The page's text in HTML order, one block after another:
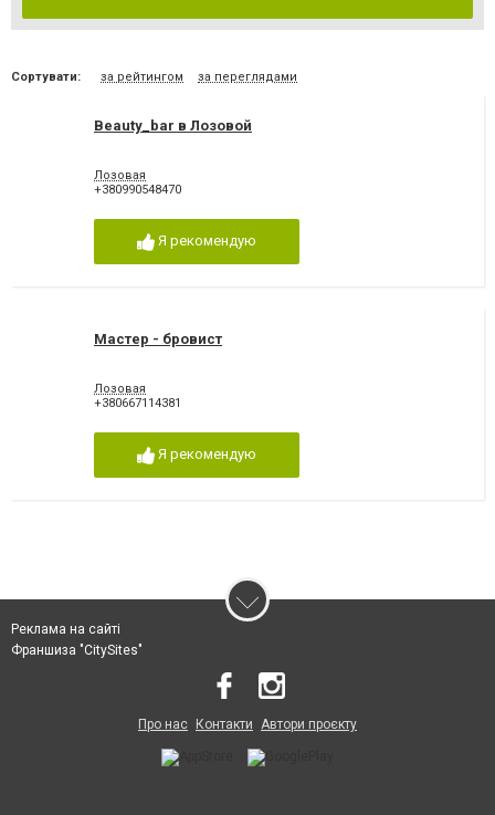
Сортувати: за рейтингом за переглядами
Beauty_bar в Лозовой
Лозовая
+380990548470
Я рекомендую
Мастер - бровист
Лозовая
+380667114381
Я рекомендую
Реклама на сайті
Франшиза "CitySites"
Про нас Контакти Автори проєкту